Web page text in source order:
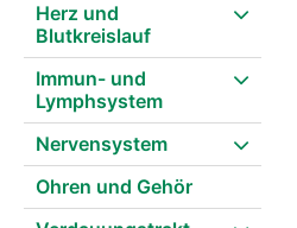
Herz und
Blutkreislauf
Immun- und
Lymphsystem
Nervensystem
Ohren und Gehör